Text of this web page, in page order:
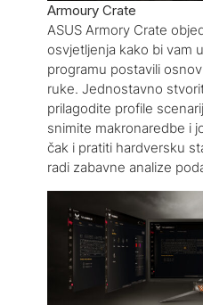
Armoury Crate
ASUS Armory Crate
osvjetljenja kako bi vam
programu postavili
ruke. Jednostavno
prilagodite profile
snimite makronaredbe i
čak i pratiti hardversku
radi zabavne analize